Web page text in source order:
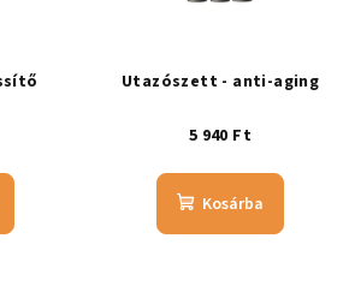
Utazószett - anti-aging
5 940 Ft
Kosárba